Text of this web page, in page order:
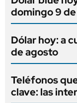
domingo 9
Dólar hoy: a
de agosto
Teléfonos
clave: las